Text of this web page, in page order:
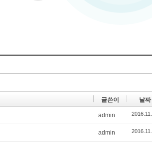
글쓴이 날짜
admin
admin